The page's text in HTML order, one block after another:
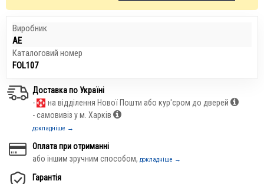
Виробник
AE
Каталоговий номер
FOL107
Доставка по Україні
-
на відділення Нової Пошти або кур'єром до дверей
- самовивіз у м. Харків
докладніше →
Оплата при отриманні
або іншим зручним способом, докладніше →
Гарантія